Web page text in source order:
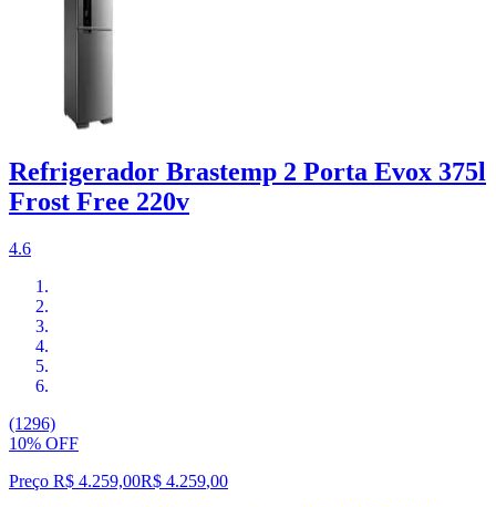
Refrigerador Brastemp 2 Porta Evox 375l
Frost Free 220v
4.6
(1296)
10% OFF
Preço R$ 4.259,00R$ 4.259,00